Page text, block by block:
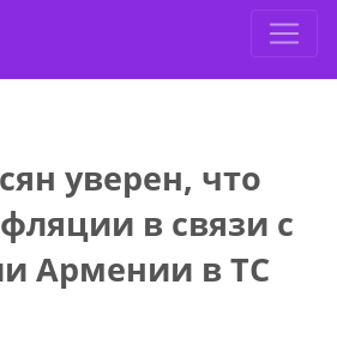
уверен, что
в связи с
Армении в ТС